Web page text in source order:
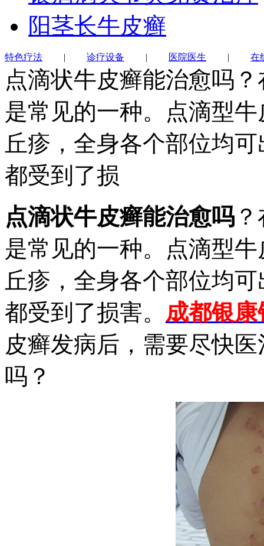
阳茎长牛皮癣
特色疗法 | 诊疗设备 | 医院医生 | 在
点滴状牛皮癣能治愈吗
是常见的一种。点滴型
丘疹，全身各个部位均
都受到了损
点滴状牛皮癣能治愈吗
是常见的一种。点滴型
丘疹，全身各个部位均
都受到了损害。 成都银
皮癣发病后，需要尽快
吗？